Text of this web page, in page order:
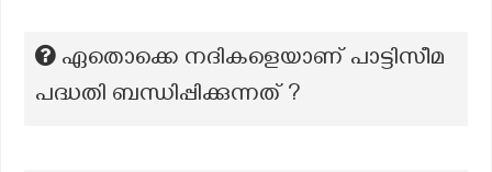
ഏതൊക്കെ നദികളെയാണ് പാട്ടിസീമ
പദ്ധതി ബന്ധിപ്പിക്കുന്നത് ?